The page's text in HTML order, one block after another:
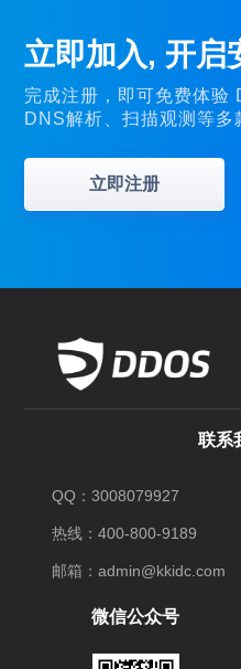
立即加入, 开启
完成注册，即可免费体验
DNS解析、扫描观测等多
立即注册
联系
QQ：3008079927
热线：400-800-9189
邮箱：admin@kkidc.com
微信公众号